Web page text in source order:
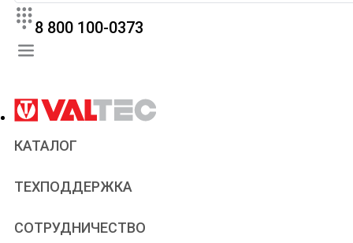
8 800 100-0373
КАТАЛОГ
ТЕХПОДДЕРЖКА
Паспорта и сертификаты
Статьи
СОТРУДНИЧЕСТВО
Сантехникам